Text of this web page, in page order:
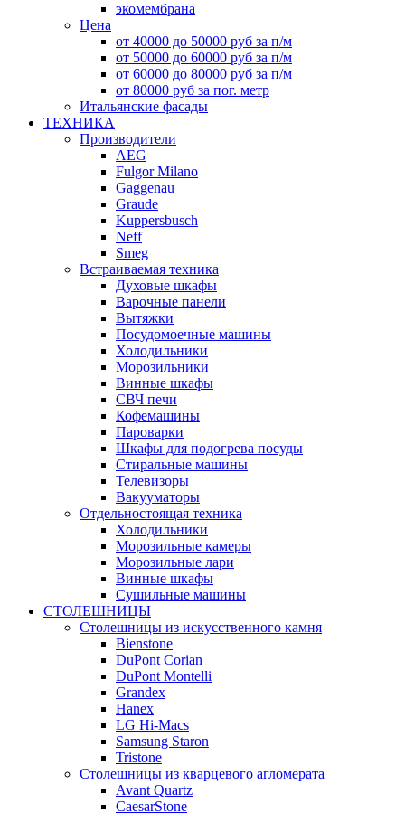
экомембрана
Цена
от 40000 до 50000 руб за п/м
от 50000 до 60000 руб за п/м
от 60000 до 80000 руб за п/м
от 80000 руб за пог. метр
Итальянские фасады
ТЕХНИКА
Производители
AEG
Fulgor Milano
Gaggenau
Graude
Kuppersbusch
Neff
Smeg
Встраиваемая техника
Духовые шкафы
Варочные панели
Вытяжки
Посудомоечные машины
Холодильники
Морозильники
Винные шкафы
СВЧ печи
Кофемашины
Пароварки
Шкафы для подогрева посуды
Стиральные машины
Телевизоры
Вакууматоры
Отдельностоящая техника
Холодильники
Морозильные камеры
Морозильные лари
Винные шкафы
Сушильные машины
СТОЛЕШНИЦЫ
Столешницы из искусственного камня
Bienstone
DuPont Corian
DuPont Montelli
Grandex
Hanex
LG Hi-Macs
Samsung Staron
Tristone
Столешницы из кварцевого агломерата
Avant Quartz
CaesarStone